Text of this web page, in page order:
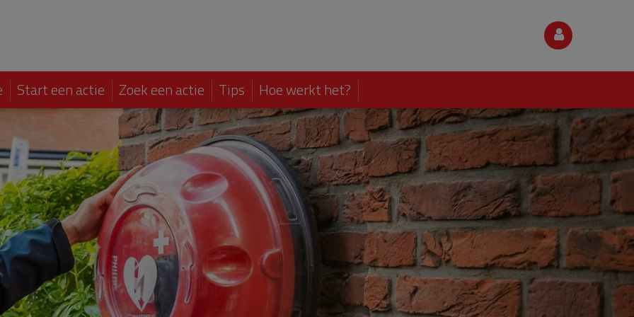
Start een actie Zoek een actie Tips Hoe werkt het?